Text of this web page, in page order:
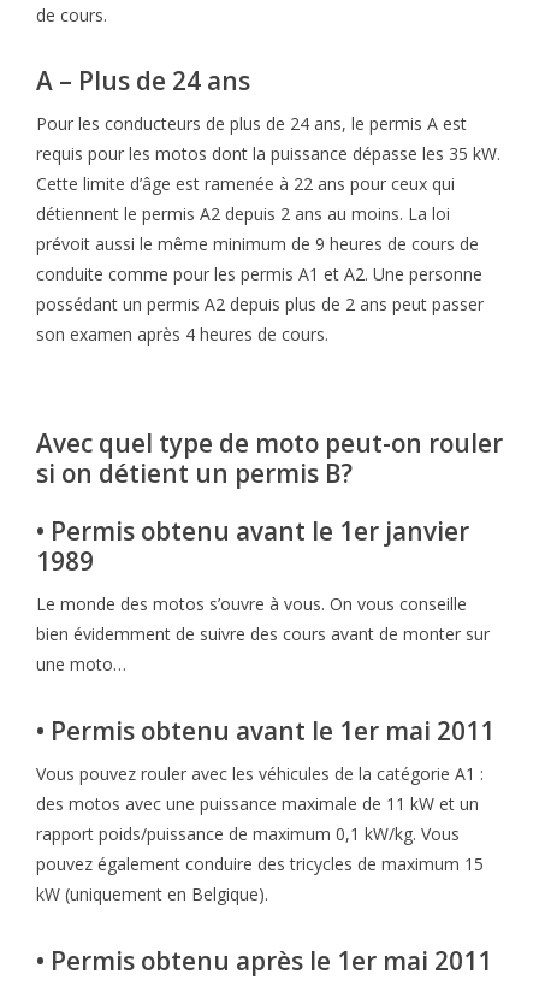
de cours.
A – Plus de 24 ans
Pour les conducteurs de plus de 24 ans, le permis A est
requis pour les motos dont la puissance dépasse les 35 kW.
Cette limite d’âge est ramenée à 22 ans pour ceux qui
détiennent le permis A2 depuis 2 ans au moins. La loi
prévoit aussi le même minimum de 9 heures de cours de
conduite comme pour les permis A1 et A2. Une personne
possédant un permis A2 depuis plus de 2 ans peut passer
son examen après 4 heures de cours.
Avec quel type de moto peut-on rouler
si on détient un permis B?
• Permis obtenu avant le 1er janvier
1989
Le monde des motos s’ouvre à vous. On vous conseille
bien évidemment de suivre des cours avant de monter sur
une moto…
• Permis obtenu avant le 1er mai 2011
Vous pouvez rouler avec les véhicules de la catégorie A1 :
des motos avec une puissance maximale de 11 kW et un
rapport poids/puissance de maximum 0,1 kW/kg. Vous
pouvez également conduire des tricycles de maximum 15
kW (uniquement en Belgique).
• Permis obtenu après le 1er mai 2011